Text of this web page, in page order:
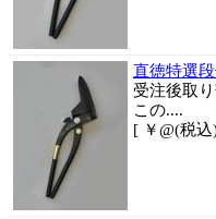
直徳特選
受注後取
この....
[ ￥@(税込